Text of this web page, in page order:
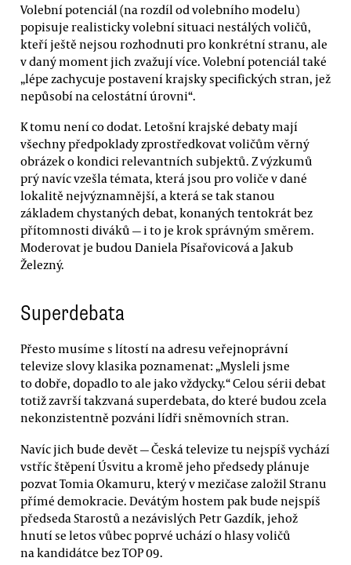
Volební potenciál (na rozdíl od volebního modelu)
popisuje realisticky volební situaci nestálých voličů,
kteří ještě nejsou rozhodnuti pro konkrétní stranu, ale
v daný moment jich zvažují více. Volební potenciál také
„lépe zachycuje postavení krajsky specifických stran, jež
nepůsobí na celostátní úrovni“.
K tomu není co dodat. Letošní krajské debaty mají
všechny předpoklady zprostředkovat voličům věrný
obrázek o kondici relevantních subjektů. Z výzkumů
prý navíc vzešla témata, která jsou pro voliče v dané
lokalitě nejvýznamnější, a která se tak stanou
základem chystaných debat, konaných tentokrát bez
přítomnosti diváků — i to je krok správným směrem.
Moderovat je budou Daniela Písařovicová a Jakub
Železný.
Superdebata
Přesto musíme s lítostí na adresu veřejnoprávní
televize slovy klasika poznamenat: „Mysleli jsme
to dobře, dopadlo to ale jako vždycky.“ Celou sérii debat
totiž završí takzvaná superdebata, do které budou zcela
nekonzistentně pozváni lídři sněmovních stran.
Navíc jich bude devět — Česká televize tu nejspíš vychází
vstříc štěpení Úsvitu a kromě jeho předsedy plánuje
pozvat Tomia Okamuru, který v mezičase založil Stranu
přímé demokracie. Devátým hostem pak bude nejspíš
předseda Starostů a nezávislých Petr Gazdík, jehož
hnutí se letos vůbec poprvé uchází o hlasy voličů
na kandidátce bez TOP 09.